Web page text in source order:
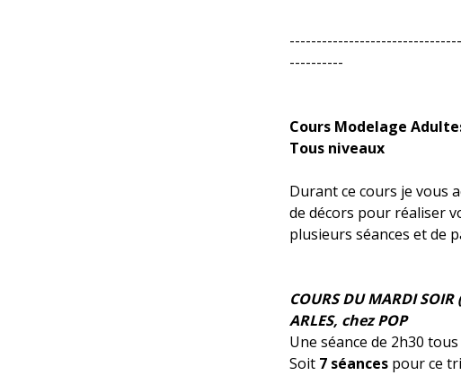
----------
Cours Modelage
Tous niveaux
Durant ce cours je vous
de décors pour réaliser
plusieurs séances et de
COURS DU MARDI
ARLES, chez POP
Une séance de 2h30
Soit 7 séances pour ce